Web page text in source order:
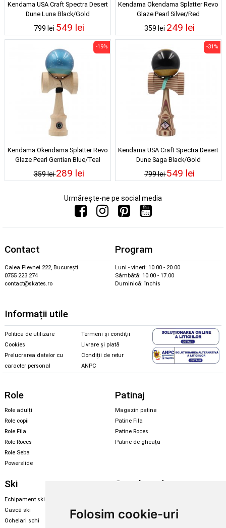
Folosim cookie-uri
Kendama USA Craft Spectra Desert
Dune Luna Black/Gold
799 lei549 lei
Kendama Okendama Splatter Revo
Glaze Pearl Silver/Red
359 lei249 lei
Kendama Okendama Splatter Revo
Glaze Pearl Gentian Blue/Teal
359 lei
-19%
289 lei
Kendama USA Craft Spectra Desert
Dune Saga Black/Gold
799 lei
-31%
549 lei
Urmărește-ne pe social media
Contact
Calea Plevnei 222, București
0755 223 274
contact@skates.ro
Program
Luni - vineri: 10.00 - 20.00
Sâmbătă: 10.00 - 17.00
Duminică: închis
Informații utile
Politica de utilizare
Cookies
Prelucrarea datelor cu
caracter personal
Termeni și condiții
Livrare și plată
Condiții de retur
ANPC
Role
Role adulți
Role copii
Role Fila
Role Roces
Role Seba
Powerslide
Patinaj
Magazin patine
Patine Fila
Patine Roces
Patine de gheață
Ski
Echipament ski
Cască ski
Ochelari schi
Snowboard
Echipament snowboard
Legături Rome SDS